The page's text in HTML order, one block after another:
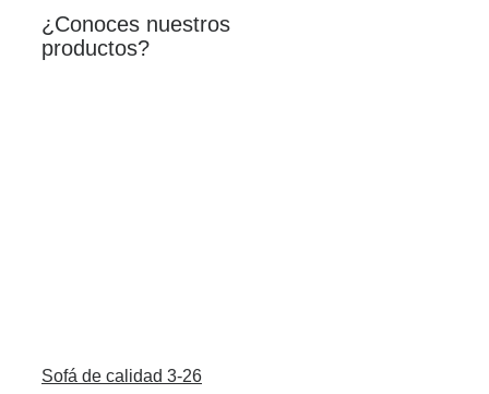
¿Conoces nuestros
productos?
Sofá de calidad 3-26